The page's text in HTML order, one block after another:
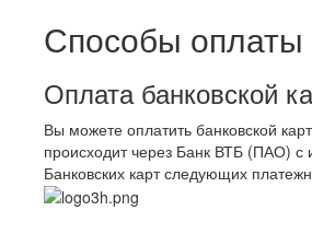
Способы оплаты
Оплата банковской
Вы можете оплатить банковской
происходит через Банк ВТБ (ПАО) с
Банковских карт следующих